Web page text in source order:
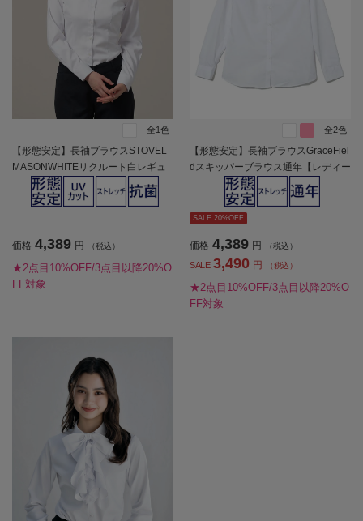
全1色
【形態安定】長袖ブラウスSTOVEL
MASONWHITEリクルート白レギュ
ラー通年【レディース】
価格 4,389 円 （税込）
★2点目10%OFF/3点目以降20%O
FF対象
全2色
【形態安定】長袖ブラウスGraceFiel
dスキッパーブラウス通年【レディー
SALE 20%OFF
価格 4,389 円 （税込）
SALE 3,490 円 （税込）
★2点目10%OFF/3点目以降20%O
FF対象